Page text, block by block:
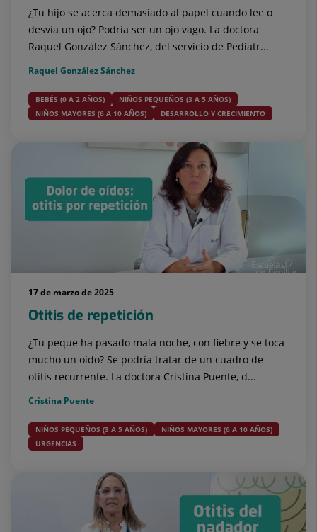
¿Tu hijo se acerca demasiado al papel cuando lee o
desvía un ojo? Podría ser un ojo vago. La doctora
Raquel González Sánchez, del servicio de Pediatr...
Raquel González Sánchez
BEBÉS (0 A 2 AÑOS)
NIÑOS PEQUEÑOS (3 A 5 AÑOS)
NIÑOS MAYORES (6 A 10 AÑOS)
DESARROLLO Y CRECIMIENTO
17 de marzo de 2025
Otitis de repetición
¿Tu peque ha pasado mala noche, con fiebre y se toca
mucho un oído? Se podría tratar de un cuadro de
otitis recurrente. La doctora Cristina Puente, d...
Cristina Puente
NIÑOS PEQUEÑOS (3 A 5 AÑOS)
NIÑOS MAYORES (6 A 10 AÑOS)
URGENCIAS